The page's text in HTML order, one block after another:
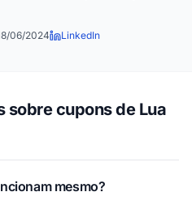
06/2024 LinkedIn
sobre cupons de Lua
mesmo?